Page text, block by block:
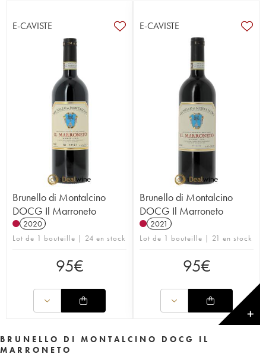
E-CAVISTE
Brunello di Montalcino
DOCG Il Marroneto
2020
Lot de 1 bouteille | 24 en stock
95€
E-CAVISTE
Brunello di Montalcino
DOCG Il Marroneto
2021
Lot de 1 bouteille | 21 en stock
95€
✕
BRUNELLO DI MONTALCINO DOCG IL
MARRONETO